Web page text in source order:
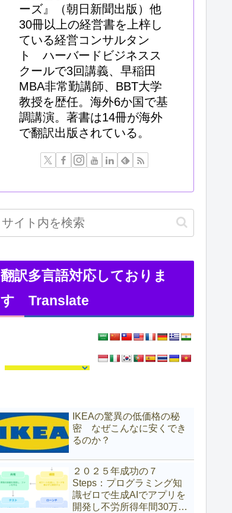
ーズ』（朝日新聞出版）他
30冊以上の経営書を上梓し
ている経営コンサルタン
ト ハーバードビジネスス
クールで3回講義、早稲田
MBA非常勤講師、BBT大学
教授を歴任。海外6か国で基
調講演。著書は14冊が海外
で翻訳出版されている。
翻訳多言語対応しておりま
す Translate
IKEAの驚異の低価格の秘
密 なぜこんなに安くでき
るのか？
２０２５年成功の７
Steps：プログラミング知
識ゼロで生成AIでアプリを
開発し不労所得年間30万ド